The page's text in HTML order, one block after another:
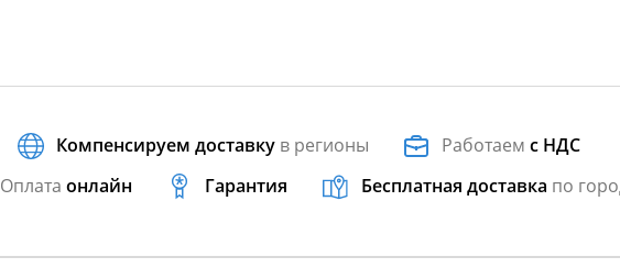
Компенсируем доставку в регионы Работаемс НДС
Оплата онлайн Гарантия Бесплатная доставка по